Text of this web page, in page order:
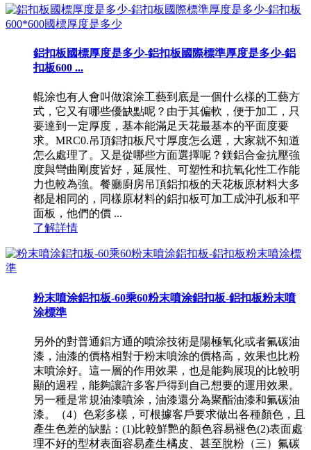
鋁扣板國標厚度是多少-鋁扣板國際標準厚度是多少-鋁
扣板600 ...
輥涂也有人會叫做滾涂工藝到底是一個什么樣的工藝方
式，它又有哪些優缺點呢？由于其偏軟，便于加工，只
要達到一定厚度，基本能滿足天花最基本的平面度要
求。MRC0.吊頂鋁扣板尺寸厚度怎么選，大家就不知道
怎么處理了。又是從哪些方面選擇呢？鎂鋁合金抗壓強
度與彎曲剛度皆好，延展性、可塑性和抗氧化性工作能
力也較為強。餐廳廚房吊頂鋁扣板的天花板原材料大多
都是相同的，同樣原材料的鋁扣板可加工成沖孔板和平
面板，他們的價 ...
了解詳情
粉末噴涂鋁扣板-60乘60粉末噴涂鋁扣板-鋁扣板粉末噴
涂標準
另外的對普通鋁方通的噴涂技術是陽極氧化或者氟碳油
漆，油漆的價格相對于粉末噴涂的價格高，效果也比粉
末噴涂好。這一層的作用效果，也是能夠展現的比較明
顯的過程，能夠讓許多客戶得到自己想要的運用效果。
另一種是常規油漆噴涂，油漆還分為聚酯油漆和氟碳油
漆。（4）色彩多樣，可根據客戶要求做出各種顏色，且
產生色差的缺點：(1)比較鮮艷的顏色容易褪色(2)表面處
理不好的型材表面容易產生橘皮、甚至脫粉（三）氟碳